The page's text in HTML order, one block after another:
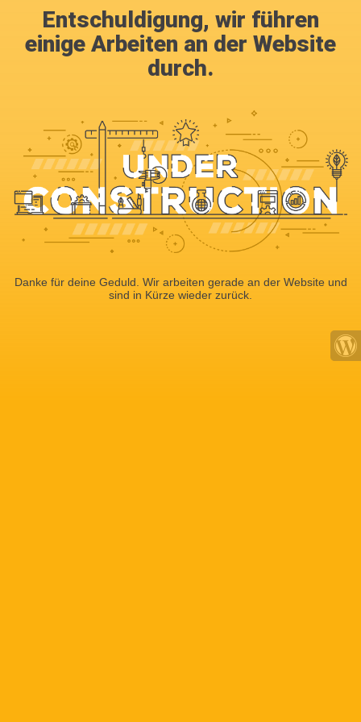
Entschuldigung, wir führen
einige Arbeiten an der Website
durch.
Danke für deine Geduld. Wir arbeiten gerade an der Website und
sind in Kürze wieder zurück.